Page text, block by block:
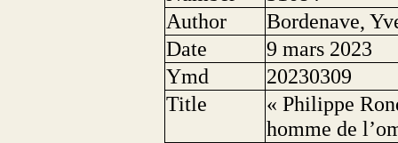
Author
Bordenave,
Date
9 mars 2023
Ymd
20230309
Title
« Philippe
homme de